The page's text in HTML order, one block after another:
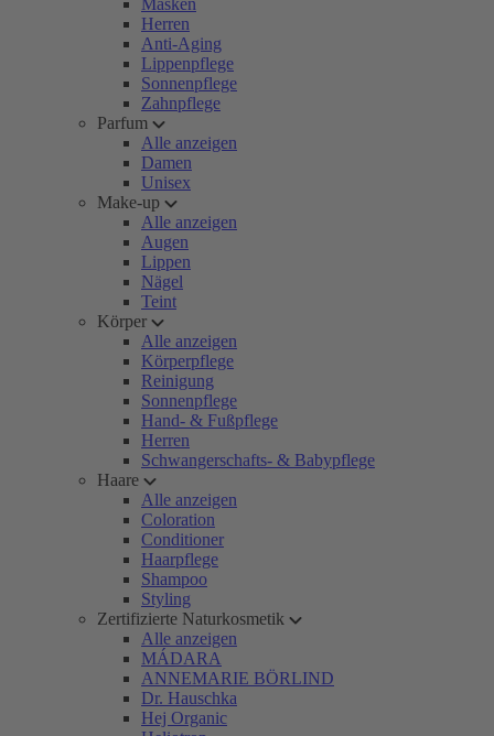
Masken
Herren
Anti-Aging
Lippenpflege
Sonnenpflege
Zahnpflege
Parfum
Alle anzeigen
Damen
Unisex
Make-up
Alle anzeigen
Augen
Lippen
Nägel
Teint
Körper
Alle anzeigen
Körperpflege
Reinigung
Sonnenpflege
Hand- & Fußpflege
Herren
Schwangerschafts- & Babypflege
Haare
Alle anzeigen
Coloration
Conditioner
Haarpflege
Shampoo
Styling
Zertifizierte Naturkosmetik
Alle anzeigen
MÁDARA
ANNEMARIE BÖRLIND
Dr. Hauschka
Hej Organic